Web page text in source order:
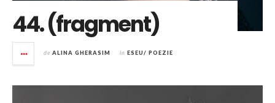
44. (fragment)
de ALINA GHERASIM în ESEU/ POEZIE